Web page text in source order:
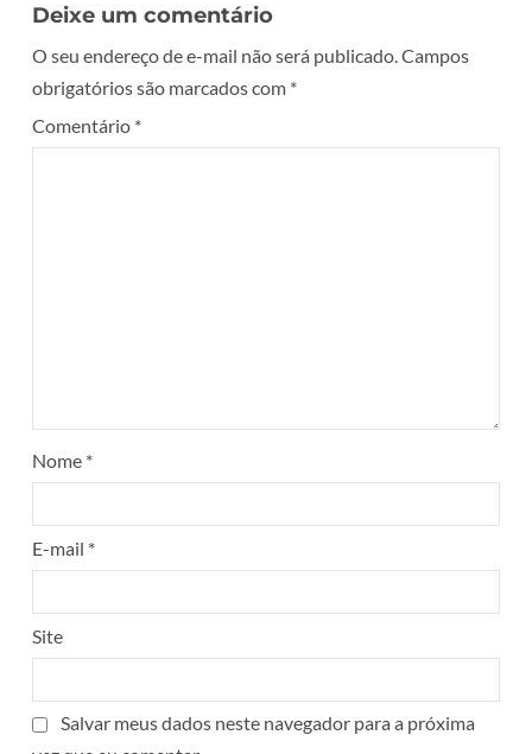
Deixe um comentário
O seu endereço de e-mail não será publicado. Campos
obrigatórios são marcados com *
Comentário *
Nome *
E-mail *
Site
Salvar meus dados neste navegador para a próxima